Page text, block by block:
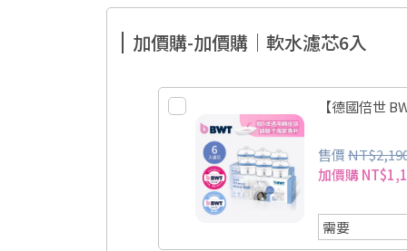
加價購-加價購｜軟水濾芯6入
【德國倍世
售價
加價購